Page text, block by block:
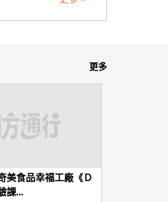
更多
美食品幸福工廠《Ｄ
課...